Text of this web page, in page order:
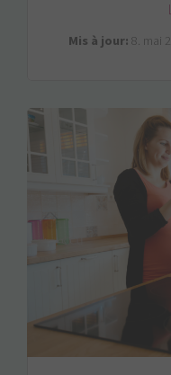
Mis à jour:8. mai